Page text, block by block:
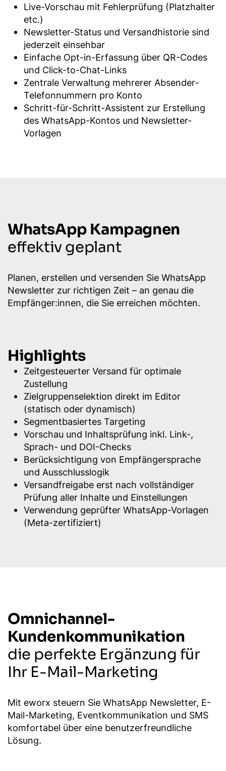
Live-Vorschau mit Fehlerprüfung (Platzhalter
etc.)
Newsletter-Status und Versandhistorie sind
jederzeit einsehbar
Einfache Opt-in-Erfassung über QR-Codes
und Click-to-Chat-Links
Zentrale Verwaltung mehrerer Absender-
Telefonnummern pro Konto
Schritt-für-Schritt-Assistent zur Erstellung
des WhatsApp-Kontos und Newsletter-
Vorlagen
WhatsApp Kampagnen
effektiv geplant
Planen, erstellen und versenden Sie WhatsApp
Newsletter zur richtigen Zeit – an genau die
Empfänger:innen, die Sie erreichen möchten.
Highlights
Zeitgesteuerter Versand für optimale
Zustellung
Zielgruppenselektion direkt im Editor
(statisch oder dynamisch)
Segmentbasiertes Targeting
Vorschau und Inhaltsprüfung inkl. Link-,
Sprach- und DOI-Checks
Berücksichtigung von Empfängersprache
und Ausschlusslogik
Versandfreigabe erst nach vollständiger
Prüfung aller Inhalte und Einstellungen
Verwendung geprüfter WhatsApp-Vorlagen
(Meta-zertifiziert)
Omnichannel-
Kundenkommunikation
die perfekte Ergänzung für
Ihr E-Mail-Marketing
Mit eworx steuern Sie WhatsApp Newsletter, E-
Mail-Marketing, Eventkommunikation und SMS
komfortabel über eine benutzerfreundliche
Lösung.